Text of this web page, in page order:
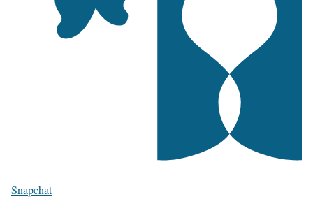
Snapchat